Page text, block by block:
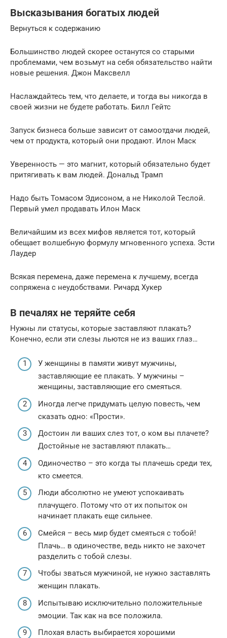
Высказывания богатых людей
Вернуться к содержанию
Большинство людей скорее останутся со старыми
проблемами, чем возьмут на себя обязательство найти
новые решения. Джон Максвелл
Наслаждайтесь тем, что делаете, и тогда вы никогда в
своей жизни не будете работать. Билл Гейтс
Запуск бизнеса больше зависит от самоотдачи людей,
чем от продукта, который они продают. Илон Маск
Уверенность — это магнит, который обязательно будет
притягивать к вам людей. Дональд Трамп
Надо быть Томасом Эдисоном, а не Николой Теслой.
Первый умел продавать Илон Маск
Величайшим из всех мифов является тот, который
обещает волшебную формулу мгновенного успеха. Эсти
Лаудер
Всякая перемена, даже перемена к лучшему, всегда
сопряжена с неудобствами. Ричард Хукер
В печалях не теряйте себя
Нужны ли статусы, которые заставляют плакать?
Конечно, если эти слезы льются не из ваших глаз…
У женщины в памяти живут мужчины,
заставляющие ее плакать. У мужчины –
женщины, заставляющие его смеяться.
Иногда легче придумать целую повесть, чем
сказать одно: «Прости».
Достоин ли ваших слез тот, о ком вы плачете?
Достойные не заставляют плакать…
Одиночество – это когда ты плачешь среди тех,
кто смеется.
Люди абсолютно не умеют успокаивать
плачущего. Потому что от их попыток он
начинает плакать еще сильнее.
Смейся – весь мир будет смеяться с тобой!
Плачь… в одиночестве, ведь никто не захочет
разделить с тобой слезы.
Чтобы зваться мужчиной, не нужно заставлять
женщин плакать.
Испытываю исключительно положительные
эмоции. Так как на все положила.
Плохая власть выбирается хорошими